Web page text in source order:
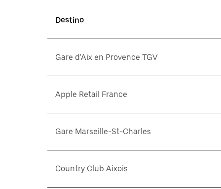
Destino
Gare d'Aix en Provence TGV
Apple Retail France
Gare Marseille-St-Charles
Country Club Aixois